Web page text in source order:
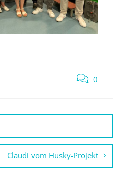
0
Claudi vom Husky-Projekt